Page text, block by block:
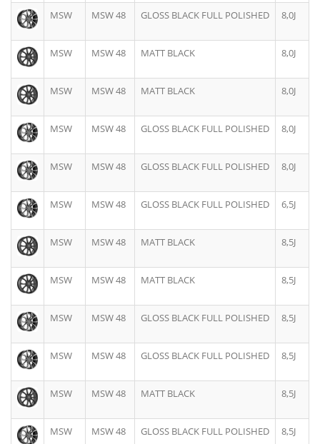
MSW MSW 48 GLOSS BLACK FULL POLISHED 8,0J
MSW MSW 48 MATT BLACK 8,0J
MSW MSW 48 MATT BLACK 8,0J
MSW MSW 48 GLOSS BLACK FULL POLISHED 8,0J
MSW MSW 48 GLOSS BLACK FULL POLISHED 8,0J
MSW MSW 48 GLOSS BLACK FULL POLISHED 6,5J
MSW MSW 48 MATT BLACK 8,5J
MSW MSW 48 MATT BLACK 8,5J
MSW MSW 48 GLOSS BLACK FULL POLISHED 8,5J
MSW MSW 48 GLOSS BLACK FULL POLISHED 8,5J
MSW MSW 48 MATT BLACK 8,5J
MSW MSW 48 GLOSS BLACK FULL POLISHED 8,5J